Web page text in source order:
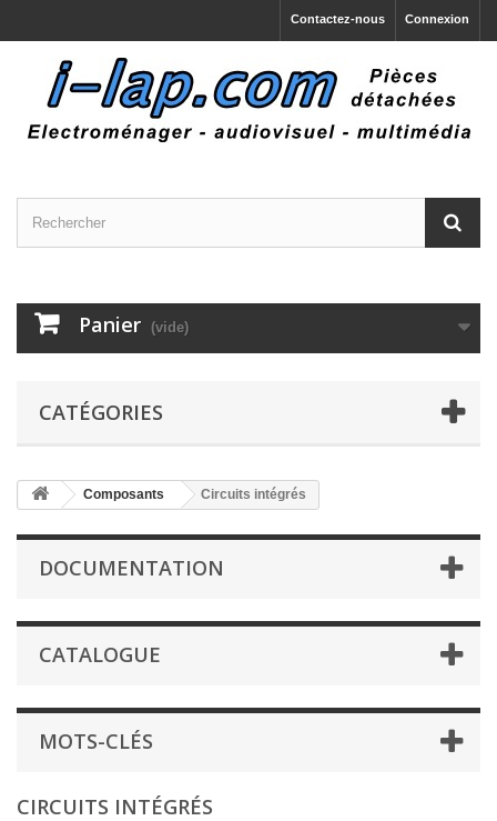
Connexion
Contactez-nous
Panier (vide)
CATÉGORIES
Composants Circuits intégrés
DOCUMENTATION
CATALOGUE
MOTS-CLÉS
CIRCUITS INTÉGRÉS